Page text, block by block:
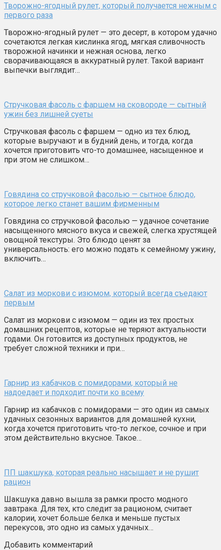
Творожно-ягодный рулет, который получается нежным с
первого раза
Творожно-ягодный рулет — это десерт, в котором удачно
сочетаются легкая кислинка ягод, мягкая сливочность
творожной начинки и нежная основа, легко
сворачивающаяся в аккуратный рулет. Такой вариант
выпечки выглядит…
Стручковая фасоль с фаршем на сковороде — сытный
ужин без лишней суеты
Стручковая фасоль с фаршем — одно из тех блюд,
которые выручают и в будний день, и тогда, когда
хочется приготовить что-то домашнее, насыщенное и
при этом не слишком…
Говядина со стручковой фасолью — сытное блюдо,
которое легко станет вашим фирменным
Говядина со стручковой фасолью — удачное сочетание
насыщенного мясного вкуса и свежей, слегка хрустящей
овощной текстуры. Это блюдо ценят за
универсальность: его можно подать к семейному ужину,
включить…
Салат из моркови с изюмом, который всегда съедают
первым
Салат из моркови с изюмом — один из тех простых
домашних рецептов, которые не теряют актуальности
годами. Он готовится из доступных продуктов, не
требует сложной техники и при…
Гарнир из кабачков с помидорами, который не
надоедает и подходит почти ко всему
Гарнир из кабачков с помидорами — это один из самых
удачных сезонных вариантов для домашней кухни,
когда хочется приготовить что-то легкое, сочное и при
этом действительно вкусное. Такое…
ПП шакшука, которая реально насыщает и не рушит
рацион
Шакшука давно вышла за рамки просто модного
завтрака. Для тех, кто следит за рационом, считает
калории, хочет больше белка и меньше пустых
перекусов, это одно из самых удачных…
Добавить комментарий